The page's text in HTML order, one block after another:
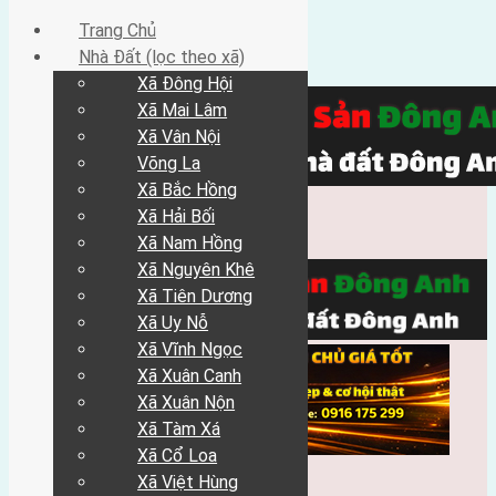
Trang Chủ
Trang Chủ
Nhà Đất (lọc theo xã)
Xã Đông Hội
Xã Mai Lâm
Xã Vân Nội
Võng La
Xã Bắc Hồng
Xã Hải Bối
Xã Nam Hồng
Xã Nguyên Khê
Xã Tiên Dương
Xã Uy Nỗ
Xã Vĩnh Ngọc
Xã Xuân Canh
Xã Xuân Nộn
Xã Tàm Xá
Xã Cổ Loa
Xã Việt Hùng